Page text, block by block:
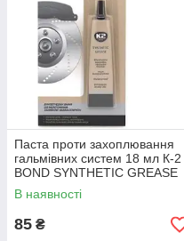
Паста проти захоплювання
гальмівних систем 18 мл К-2
BOND SYNTHETIC GREASE
В наявності
85 ₴